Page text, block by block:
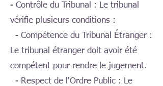
- Contrôle du Tribunal : Le tribunal
vérifie plusieurs conditions :
- Compétence du Tribunal Étranger :
Le tribunal étranger doit avoir été
compétent pour rendre le jugement.
- Respect de l'Ordre Public : Le